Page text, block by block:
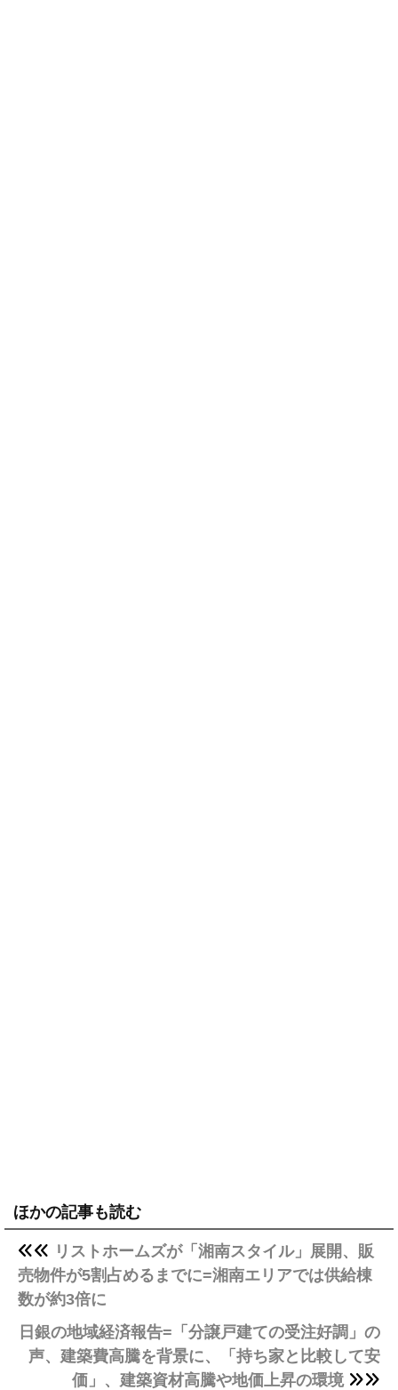
ほかの記事も読む
リストホームズが「湘南スタイル」展開、販
売物件が5割占めるまでに=湘南エリアでは供給棟
数が約3倍に
日銀の地域経済報告=「分譲戸建ての受注好調」の
声、建築費高騰を背景に、「持ち家と比較して安
価」、建築資材高騰や地価上昇の環境